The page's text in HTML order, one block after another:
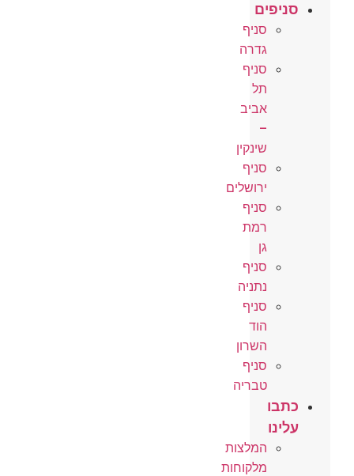
סניפים
סניף
גדרה
סניף
תל
אביב
–
שינקין
סניף
ירושלים
סניף
רמת
גן
סניף
נתניה
סניף
הוד
השרון
סניף
טבריה
כתבו
עלינו
המלצות
מלקוחות